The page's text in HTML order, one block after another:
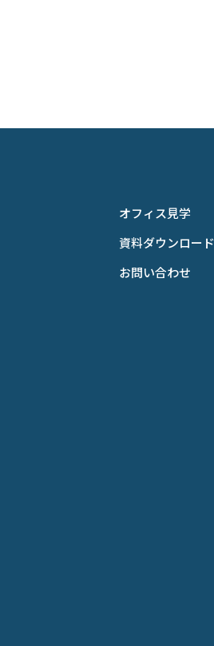
オフィス見学
資料ダウンロード
お問い合わせ